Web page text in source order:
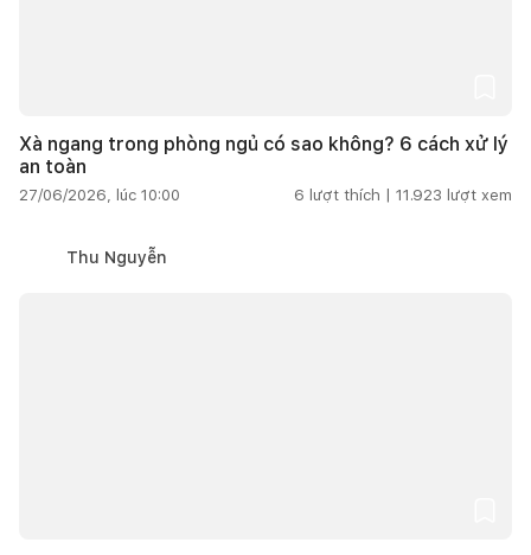
Xà ngang trong phòng ngủ có sao không? 6 cách xử lý
an toàn
27/06/2026, lúc 10:00 6 lượt thích | 11.923 lượt xem
Thu Nguyễn